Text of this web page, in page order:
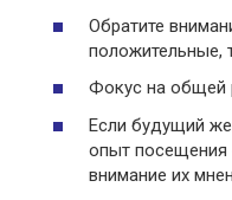
Обратите
положительные,
Фокус на общей
Если будущий
опыт посещения
внимание их